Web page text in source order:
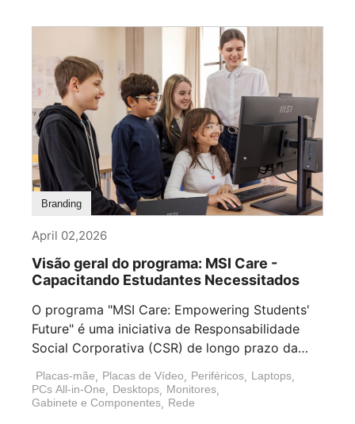
Branding
April 02,2026
Visão geral do programa: MSI Care -
Capacitando Estudantes Necessitados
O programa "MSI Care: Empowering Students'
Future" é uma iniciativa de Responsabilidade
Social Corporativa (CSR) de longo prazo da
Placas-mãe, Placas de Vídeo, Periféricos, Laptops,
PCs All-in-One, Desktops, Monitores,
Gabinete e Componentes, Rede